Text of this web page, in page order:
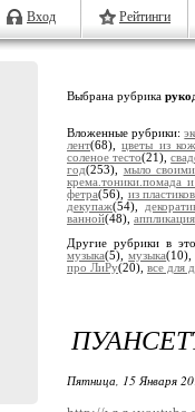
Вход Рейтинги
Выбрана рубрика
Вложенные рубрики:
лент(68),цветы из
соленое тесто(21),
год(253), мыло
крема.тоники.помада
фетра(56), из
декупаж(54),
ванной(48), аппликация
Другие рубрики в
музыка(5),музыка
про ЛиРу(20), все для
Пятница, 15 Января